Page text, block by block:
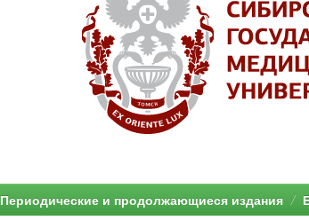
Периодические и продолжающиеся издания